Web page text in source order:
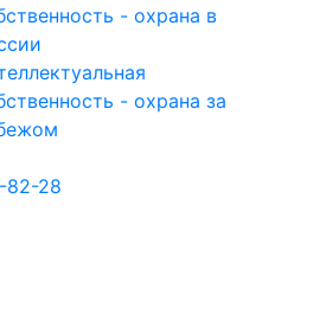
- охрана в
- охрана за
82-28